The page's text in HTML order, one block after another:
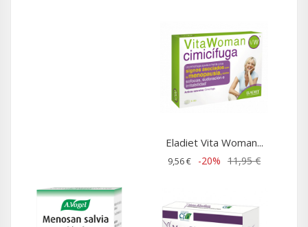
Eladiet Vita Woman...
9,56 € -20% 11,95 €